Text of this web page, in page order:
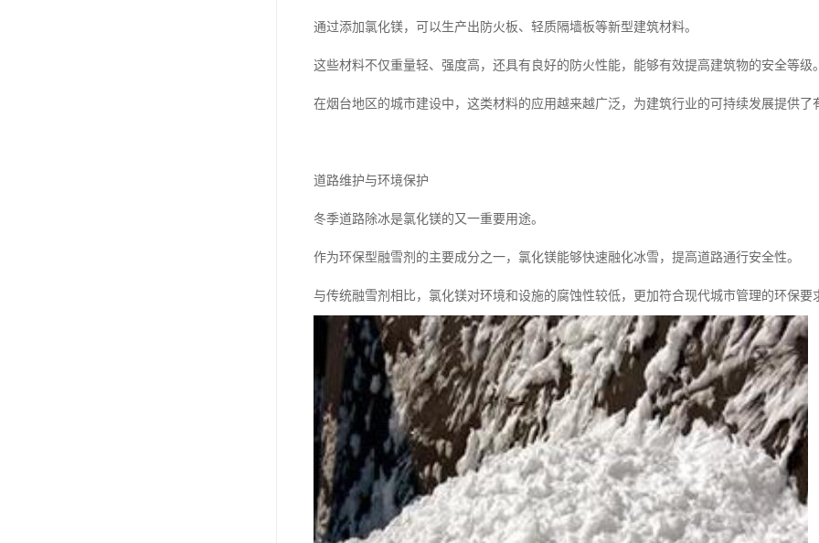
通过添加氯化镁，可以生产出防火板、轻质隔墙板等新型建筑材料。
这些材料不仅重量轻、强度高，还具有良好的防火性能，能够有效提高建筑物的安全等级
在烟台地区的城市建设中，这类材料的应用越来越广泛，为建筑行业的可持续发展提供了
道路维护与环境保护
冬季道路除冰是氯化镁的又一重要用途。
作为环保型融雪剂的主要成分之一，氯化镁能够快速融化冰雪，提高道路通行安全性。
与传统融雪剂相比，氯化镁对环境和设施的腐蚀性较低，更加符合现代城市管理的环保要